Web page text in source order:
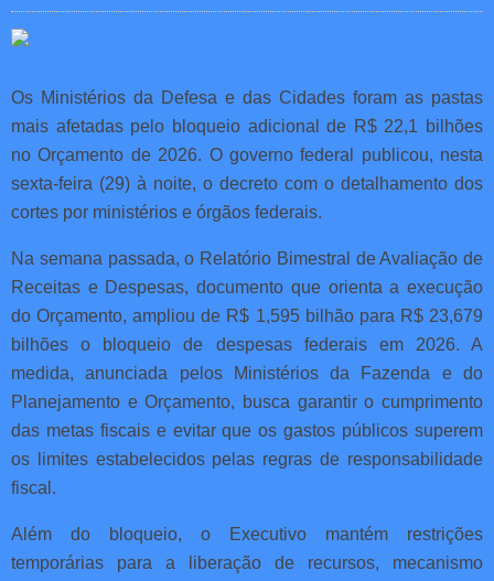
Os Ministérios da Defesa e das Cidades foram as pastas
mais afetadas pelo bloqueio adicional de R$ 22,1 bilhões
no Orçamento de 2026. O governo federal publicou, nesta
sexta-feira (29) à noite, o decreto com o detalhamento dos
cortes por ministérios e órgãos federais.
Na semana passada, o Relatório Bimestral de Avaliação de
Receitas e Despesas, documento que orienta a execução
do Orçamento, ampliou de R$ 1,595 bilhão para R$ 23,679
bilhões o bloqueio de despesas federais em 2026. A
medida, anunciada pelos Ministérios da Fazenda e do
Planejamento e Orçamento, busca garantir o cumprimento
das metas fiscais e evitar que os gastos públicos superem
os limites estabelecidos pelas regras de responsabilidade
fiscal.
Além do bloqueio, o Executivo mantém restrições
temporárias para a liberação de recursos, mecanismo